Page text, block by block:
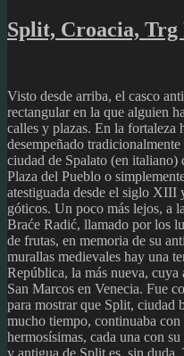
Split, Croacia,
Visto desde arriba, el casco
rectangular en la que alguien
calles y plazas. En la fortaleza
desempeñado
ciudad de Spalato (en
Plaza del Pueblo o
atestiguada desde el siglo XIII
góticos. Un poco más lejos, a
Braće Radić, llamado por los
de frutas, en memoria de su
murallas medievales hay una
República, la más nueva, cuya
San Marcos en Venecia. Fue
para mostrar que Split, ciudad
mucho tiempo, continuaba
hermosísimas, cada una con